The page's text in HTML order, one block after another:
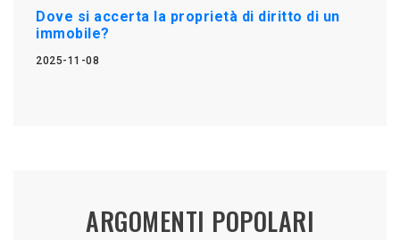
Dove si accerta la proprietà di diritto di un
immobile?
2025-11-08
ARGOMENTI POPOLARI